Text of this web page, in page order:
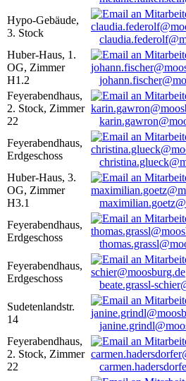
Hypo-Gebäude,
3. Stock
Huber-Haus, 1.
OG, Zimmer
H1.2
Feyerabendhaus,
2. Stock, Zimmer
22
Feyerabendhaus,
Erdgeschoss
Huber-Haus, 3.
OG, Zimmer
H3.1
Feyerabendhaus,
Erdgeschoss
Feyerabendhaus,
Erdgeschoss
beate.grassl-
Sudetenlandstr.
14
Feyerabendhaus,
2. Stock, Zimmer
22